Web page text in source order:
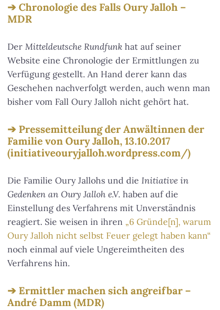
Chronologie des Falls Oury Jalloh –
MDR
Der Mitteldeutsche Rundfunk hat auf seiner
Website eine Chronologie der Ermittlungen zu
Verfügung gestellt. An Hand derer kann das
Geschehen nachverfolgt werden, auch wenn man
bisher vom Fall Oury Jalloh nicht gehört hat.
Pressemitteilung der Anwältinnen der
Familie von Oury Jalloh, 13.10.2017
(initiativeouryjalloh.wordpress.com/)
Die Familie Oury Jallohs und die Initiative in
Gedenken an Oury Jalloh e.V. haben auf die
Einstellung des Verfahrens mit Unverständnis
reagiert. Sie weisen in ihren „6 Gründe[n], warum
Oury Jalloh nicht selbst Feuer gelegt haben kann“
noch einmal auf viele Ungereimtheiten des
Verfahrens hin.
Ermittler machen sich angreifbar –
André Damm (MDR)